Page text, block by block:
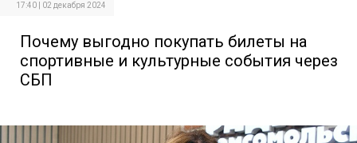
17:40 | 02 декабря 2024
Почему выгодно покупать билеты на
спортивные и культурные события через
СБП